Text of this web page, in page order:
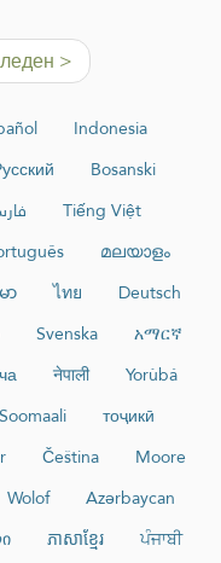
>
Indonesia
Bosanski
Tiếng Việt
മലയാളം
ာ ไทย
Deutsch
Svenska
አማርኛ
नेपाली
Yorùbá
Soomaali
тоҷикӣ
Čeština
Moore
Wolof
Azərbaycan
ភាសាខ្មែរ
ਪੰਜਾਬੀ